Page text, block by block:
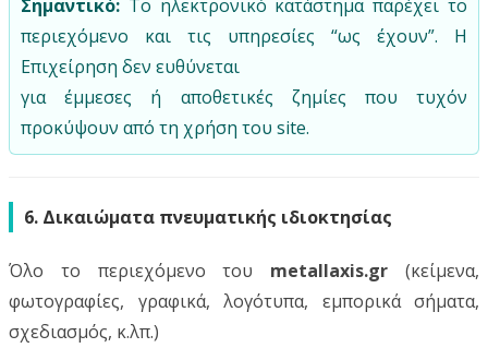
Σημαντικό: Το ηλεκτρονικό κατάστημα παρέχει το
περιεχόμενο και τις υπηρεσίες “ως έχουν”. Η
Επιχείρηση δεν ευθύνεται
για έμμεσες ή αποθετικές ζημίες που τυχόν
προκύψουν από τη χρήση του site.
6. Δικαιώματα πνευματικής ιδιοκτησίας
Όλο το περιεχόμενο του metallaxis.gr (κείμενα,
φωτογραφίες, γραφικά, λογότυπα, εμπορικά σήματα,
σχεδιασμός, κ.λπ.)